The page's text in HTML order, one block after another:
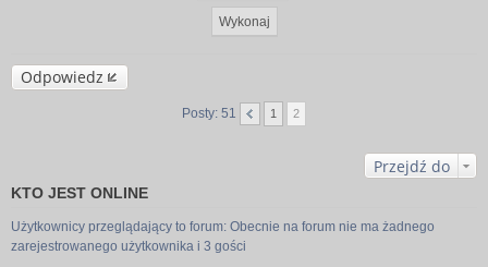
Odpowiedz
Posty: 51 1 2
Przejdź do
KTO JEST ONLINE
Użytkownicy przeglądający to forum: Obecnie na forum nie ma żadnego
zarejestrowanego użytkownika i 3 gości